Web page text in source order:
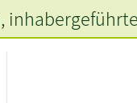
,